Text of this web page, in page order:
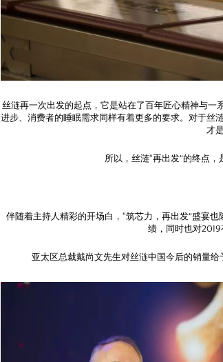
丝涟再一次出发的起点，它是站在了百年匠心精神与
进步、消费者的睡眠需求同样有着更多的要求。对于丝
才
所以，丝涟“再出发”的终点
伴随着主持人精彩的开场白，“筑芯力，再出发”盛宴
绩，同时也对2019
亚太区总裁戴尚文先生对丝涟中国今后的销量